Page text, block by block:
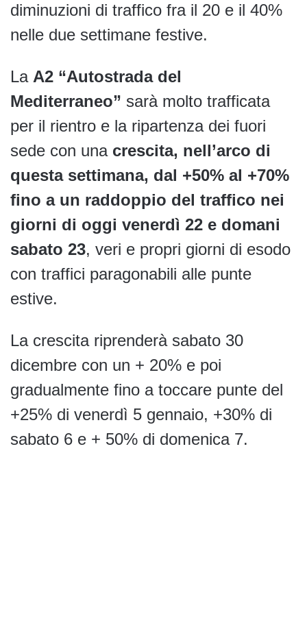
diminuzioni di traffico fra il 20 e il 40%
nelle due settimane festive.
La A2 “Autostrada del
Mediterraneo” sarà molto trafficata
per il rientro e la ripartenza dei fuori
sede con una crescita, nell’arco di
questa settimana, dal +50% al +70%
fino a un raddoppio del traffico nei
giorni di oggi venerdì 22 e domani
sabato 23, veri e propri giorni di esodo
con traffici paragonabili alle punte
estive.
La crescita riprenderà sabato 30
dicembre con un + 20% e poi
gradualmente fino a toccare punte del
+25% di venerdì 5 gennaio, +30% di
sabato 6 e + 50% di domenica 7.